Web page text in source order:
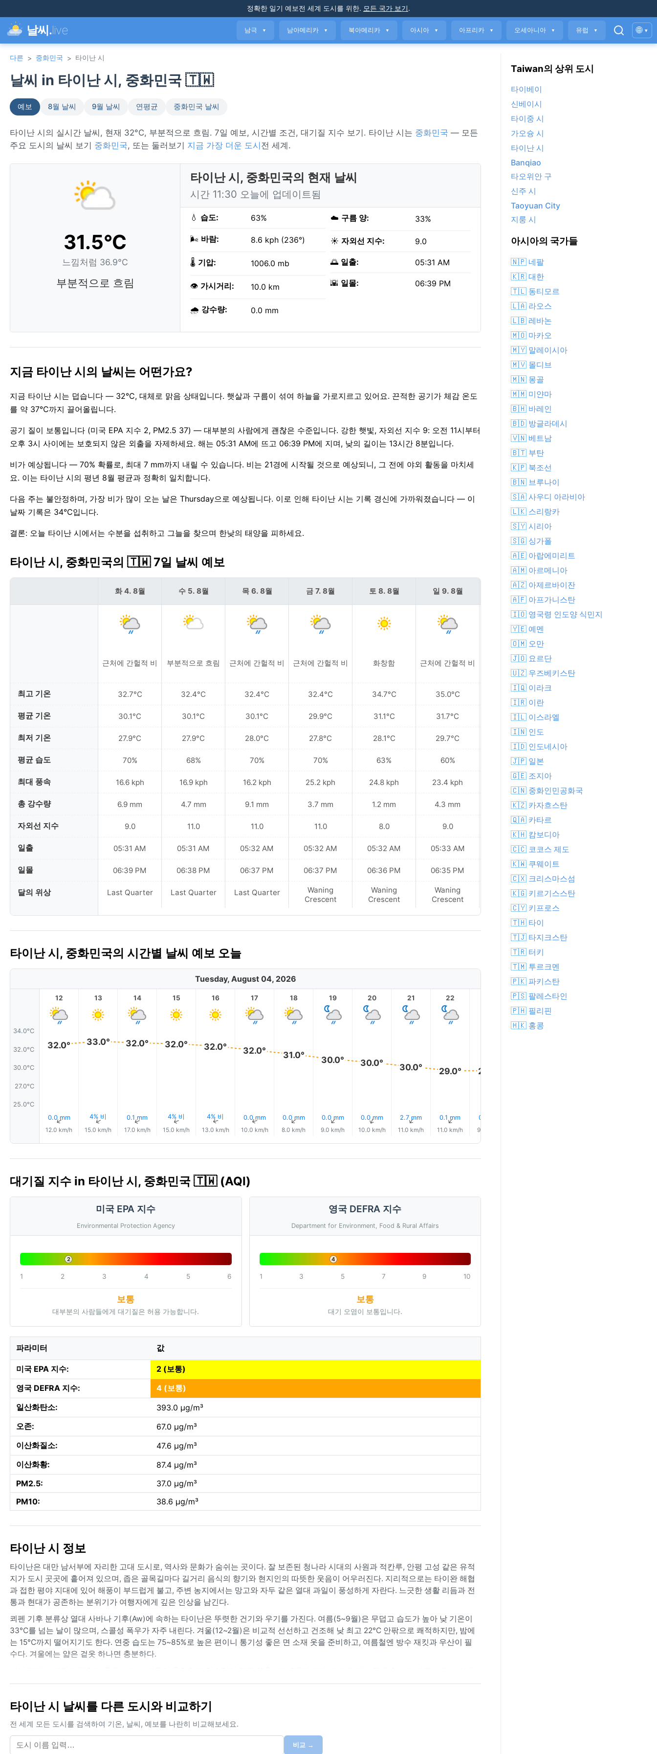
정확한 일기 예보전 세계 도시를 위한. 모든 국가 보기.
날씨.live 남극 ▼ 남아메리카 ▼ 북아메리카 ▼ 아시아 ▼ 아프리카 ▼ 오세아니아 ▼ 유럽 ▼ 🌐 ▾
다른 > 중화민국 > 타이난 시
날씨 in 타이난 시, 중화민국 🇹🇼
예보 8월 날씨 9월 날씨 연평균 중화민국 날씨
타이난 시의 실시간 날씨, 현재 32°C, 부분적으로 흐림. 7일 예보, 시간별 조건, 대기질 지수 보기. 타이난 시는 중화민국 — 모든
주요 도시의 날씨 보기 중화민국, 또는 둘러보기 지금 가장 더운 도시 전 세계.
31.5°C
느낌처럼 36.9°C
부분적으로 흐림
타이난 시, 중화민국의 현재 날씨
시간 11:30 오늘에 업데이트됨
💧 습도: 63%
🌬️ 바람: 8.6 kph (236°)
🌡️ 기압: 1006.0 mb
👁️ 가시거리: 10.0 km
🌧️ 강수량: 0.0 mm
☁️ 구름 양: 33%
☀️ 자외선 지수: 9.0
🌅 일출: 05:31 AM
🌇 일몰: 06:39 PM
지금 타이난 시의 날씨는 어떤가요?
지금 타이난 시는 덥습니다 — 32°C, 대체로 맑음 상태입니다. 햇살과 구름이 섞여 하늘을 가로지르고 있어요. 끈적한 공기가 체감 온도
를 약 37°C까지 끌어올립니다.
공기 질이 보통입니다 (미국 EPA 지수 2, PM2.5 37) — 대부분의 사람에게 괜찮은 수준입니다. 강한 햇빛, 자외선 지수 9: 오전 11시부터
오후 3시 사이에는 보호되지 않은 외출을 자제하세요. 해는 05:31 AM에 뜨고 06:39 PM에 지며, 낮의 길이는 13시간 8분입니다.
비가 예상됩니다 — 70% 확률로, 최대 7 mm까지 내릴 수 있습니다. 비는 21경에 시작될 것으로 예상되니, 그 전에 야외 활동을 마치세
요. 이는 타이난 시의 평년 8월 평균과 정확히 일치합니다.
다음 주는 불안정하며, 가장 비가 많이 오는 날은 Thursday으로 예상됩니다. 이로 인해 타이난 시는 기록 경신에 가까워졌습니다 — 이
날짜 기록은 34°C입니다.
결론: 오늘 타이난 시에서는 수분을 섭취하고 그늘을 찾으며 한낮의 태양을 피하세요.
타이난 시, 중화민국의 🇹🇼 7일 날씨 예보
최고 기온
평균 기온
최저 기온
평균 습도
최대 풍속
총 강수량
자외선 지수
일출
일몰
달의 위상
화 4. 8월
근처에 간헐적 비
32.7°C
30.1°C
27.9°C
70%
16.6 kph
6.9 mm
9.0
05:31 AM
06:39 PM
Last Quarter
수 5. 8월
부분적으로 흐림
32.4°C
30.1°C
27.9°C
68%
16.9 kph
4.7 mm
11.0
05:31 AM
06:38 PM
Last Quarter
목 6. 8월
근처에 간헐적 비
32.4°C
30.1°C
28.0°C
70%
16.2 kph
9.1 mm
11.0
05:32 AM
06:37 PM
Last Quarter
금 7. 8월
근처에 간헐적 비
32.4°C
29.9°C
27.8°C
70%
25.2 kph
3.7 mm
11.0
05:32 AM
06:37 PM
Waning
Crescent
토 8. 8월
화창함
34.7°C
31.1°C
28.1°C
63%
24.8 kph
1.2 mm
8.0
05:32 AM
06:36 PM
Waning
Crescent
일 9. 8월
근처에 간헐적 비
35.0°C
31.7°C
29.7°C
60%
23.4 kph
4.3 mm
9.0
05:33 AM
06:35 PM
Waning
Crescent
월 10. 8월
화창함
34.3°C
31.6°C
29.4°C
62%
21.6 kph
0.9 mm
8.0
05:33 AM
06:35 PM
New Moon
타이난 시, 중화민국의 시간별 날씨 예보 오늘
Tuesday, August 04, 2026
34.0°C
32.0°C
30.0°C
27.0°C
25.0°C
12
32.0°
0.0 mm
↑
12.0 km/h
13
33.0°
4% 비
↑
15.0 km/h
14
32.0°
0.1 mm
↑
17.0 km/h
15
32.0°
4% 비
↑
15.0 km/h
16
32.0°
4% 비
↑
13.0 km/h
17
32.0°
0.0 mm
↑
10.0 km/h
18
31.0°
0.0 mm
↑
8.0 km/h
19
30.0°
0.0 mm
↑
9.0 km/h
20
30.0°
0.0 mm
↑
10.0 km/h
21
30.0°
2.7 mm
↑
11.0 km/h
22
29.0°
0.1 mm
↑
11.0 km/h
29.0°
0.1 mm
9.0 km/h
1
대기질 지수 in 타이난 시, 중화민국 🇹🇼 (AQI)
미국 EPA 지수
Environmental Protection Agency
2
1 2 3 4 5 6
보통
대부분의 사람들에게 대기질은 허용 가능합니다.
영국 DEFRA 지수
Department for Environment, Food & Rural Affairs
4
1 3 5 7 9 10
보통
대기 오염이 보통입니다.
파라미터 값
미국 EPA 지수:
2 (보통)
영국 DEFRA 지수:
4 (보통)
일산화탄소:
393.0 µg/m³
오존:
67.0 µg/m³
이산화질소:
47.6 µg/m³
이산화황:
87.4 µg/m³
PM2.5:
37.0 µg/m³
PM10:
38.6 µg/m³
타이난 시 정보
타이난은 대만 남서부에 자리한 고대 도시로, 역사와 문화가 숨쉬는 곳이다. 잘 보존된 청나라 시대의 사원과 적칸루, 안평 고성 같은 유적
지가 도시 곳곳에 흩어져 있으며, 좁은 골목길마다 길거리 음식의 향기와 현지인의 따뜻한 웃음이 어우러진다. 지리적으로는 타이완 해협
과 접한 평야 지대에 있어 해풍이 부드럽게 불고, 주변 농지에서는 망고와 자두 같은 열대 과일이 풍성하게 자란다. 느긋한 생활 리듬과 전
통과 현대가 공존하는 분위기가 여행자에게 깊은 인상을 남긴다.
쾨펜 기후 분류상 열대 사바나 기후(Aw)에 속하는 타이난은 뚜렷한 건기와 우기를 가진다. 여름(5~9월)은 무덥고 습도가 높아 낮 기온이
33°C를 넘는 날이 많으며, 스콜성 폭우가 자주 내린다. 겨울(12~2월)은 비교적 선선하고 건조해 낮 최고 22°C 안팎으로 쾌적하지만, 밤에
는 15°C까지 떨어지기도 한다. 연중 습도는 75~85%로 높은 편이니 통기성 좋은 면 소재 옷을 준비하고, 여름철엔 방수 재킷과 우산이 필
수다. 겨울에는 얇은 겉옷 하나면 충분하다.
과 야외 탐방에 이상적이다. 다만 여름에서 초가을(6~10월) 사이에는 태평양에서 발생한 태풍이 자주 상륙해 폭우와 강풍을 몰고 오니
타이난은 연중 방문하기 좋은 도시다.
타이난 시 날씨를 다른 도시와 비교하기
전 세계 모든 도시를 검색하여 기온, 날씨, 예보를 나란히 비교해보세요.
비교 →
Taiwan의 상위 도시
타이베이
신베이시
타이중 시
가오슝 시
타이난 시
Banqiao
타오위안 구
신주 시
Taoyuan City
지룽 시
아시아의 국가들
🇳🇵 네팔
🇰🇷 대한
🇹🇱 동티모르
🇱🇦 라오스
🇱🇧 레바논
🇲🇴 마카오
🇲🇾 말레이시아
🇲🇻 몰디브
🇲🇳 몽골
🇲🇲 미얀마
🇧🇭 바레인
🇧🇩 방글라데시
🇻🇳 베트남
🇧🇹 부탄
🇰🇵 북조선
🇧🇳 브루나이
🇸🇦 사우디 아라비아
🇱🇰 스리랑카
🇸🇾 시리아
🇸🇬 싱가폴
🇦🇪 아랍에미리트
🇦🇲 아르메니아
🇦🇿 아제르바이잔
🇦🇫 아프가니스탄
🇮🇴 영국령 인도양 식민지
🇾🇪 예멘
🇴🇲 오만
🇯🇴 요르단
🇺🇿 우즈베키스탄
🇮🇶 이라크
🇮🇷 이란
🇮🇱 이스라엘
🇮🇳 인도
🇮🇩 인도네시아
🇯🇵 일본
🇬🇪 조지아
🇨🇳 중화인민공화국
🇰🇿 카자흐스탄
🇶🇦 카타르
🇰🇭 캄보디아
🇨🇨 코코스 제도
🇰🇼 쿠웨이트
🇨🇽 크리스마스섬
🇰🇬 키르기스스탄
🇨🇾 키프로스
🇹🇭 타이
🇹🇯 타지크스탄
🇹🇷 터키
🇹🇲 투르크멘
🇵🇰 파키스탄
🇵🇸 팔레스타인
🇵🇭 필리핀
🇭🇰 홍콩